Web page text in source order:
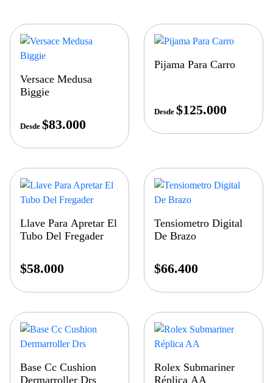
Versace Medusa
Biggie
Desde $83.000
Pijama Para Carro
Desde$125.000
Llave Para Apretar El
Tubo Del Fregader
$58.000
Tensiometro Digital
De Brazo
$66.400
Base Cc Cushion
Dermarroller Drs
Rolex Submariner
Réplica AA